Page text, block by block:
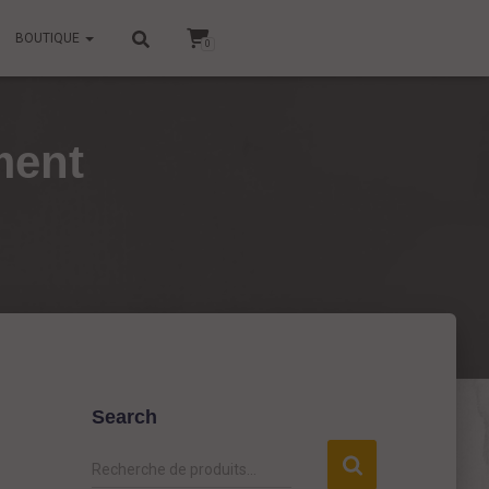
BOUTIQUE 0
Search
RRecherche de produits…